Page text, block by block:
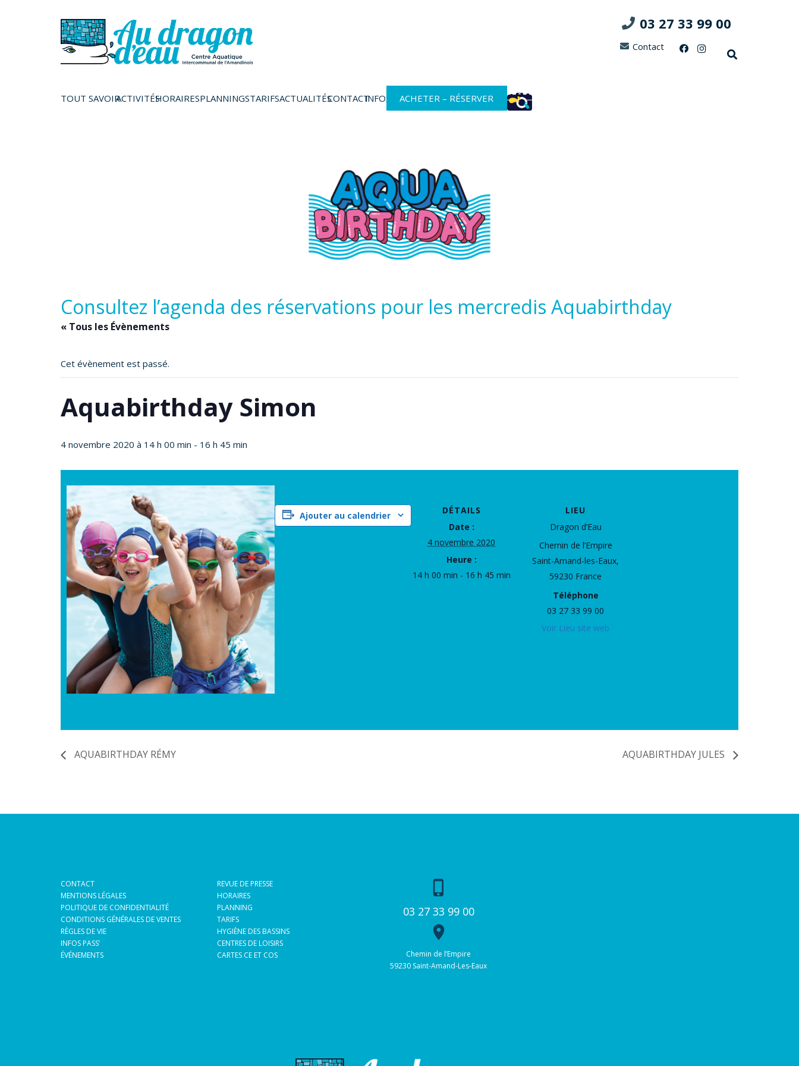
03 27 33 99 00
Contact
TOUT SAVOIRACTIVITÉSHORAIRESPLANNINGSTARIFSACTUALITÉSCONTACTINFOS ACHETER – RÉSERVER
Consultez l’agenda des réservations pour les mercredis Aquabirthday
« Tous les Évènements
Cet évènement est passé.
Aquabirthday Simon
4 novembre 2020 à 14 h 00 min - 16 h 45 min
Ajouter au calendrier
DÉTAILS
Date :
4 novembre 2020
Heure :
14 h 00 min - 16 h 45 min
LIEU
Dragon d’Eau
Chemin de l’Empire
Saint-Amand-les-Eaux,
59230 France
Téléphone
03 27 33 99 00
Voir Lieu site web
AQUABIRTHDAY RÉMY AQUABIRTHDAY JULES
CONTACT
MENTIONS LÉGALES
POLITIQUE DE CONFIDENTIALITÉ
CONDITIONS GÉNÉRALES DE VENTES
RÈGLES DE VIE
INFOS PASS’
ÉVÉNEMENTS
REVUE DE PRESSE
HORAIRES
PLANNING
TARIFS
HYGIÈNE DES BASSINS
CENTRES DE LOISIRS
CARTES CE ET COS
phone_iphone
03 27 33 99 00
place
Chemin de l’Empire
59230 Saint-Amand-Les-Eaux